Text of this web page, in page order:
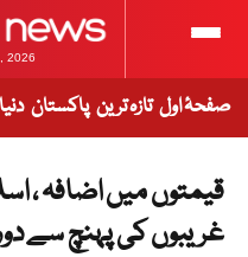
2026
صفحۂ اول تازہ ترین پاکستان دنیا
قیمتوں میں اضافہ ،
غریبوں کی پہنچ سے